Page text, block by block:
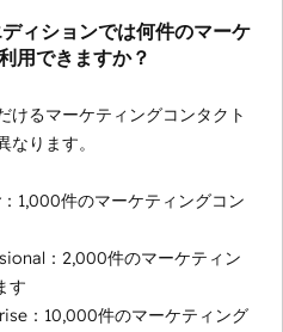
ィションでは何件のマーケ
用できますか？
るマーケティングコンタクト
ります。
1,000件のマーケティングコン
：2,000件のマーケティン
す
：10,000件のマーケティング